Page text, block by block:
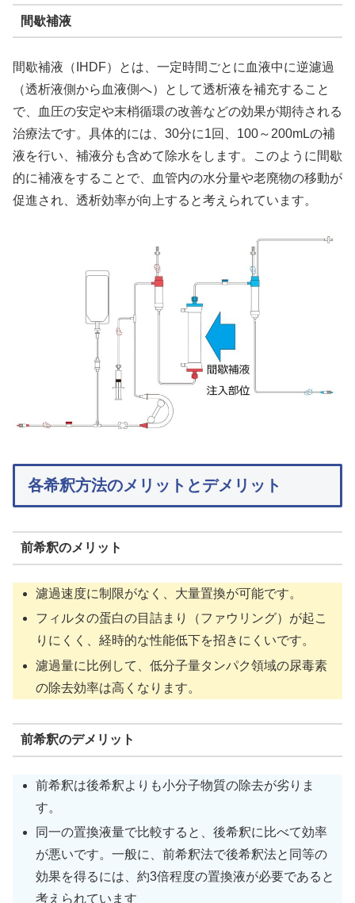
間歇補液
間歇補液（IHDF）とは、一定時間ごとに血液中に逆濾過
（透析液側から血液側へ）として透析液を補充すること
で、血圧の安定や末梢循環の改善などの効果が期待される
治療法です。具体的には、30分に1回、100～200mLの補
液を行い、補液分も含めて除水をします。このように間歇
的に補液をすることで、血管内の水分量や老廃物の移動が
促進され、透析効率が向上すると考えられています。
各希釈方法のメリットとデメリット
前希釈のメリット
濾過速度に制限がなく、大量置換が可能です。
フィルタの蛋白の目詰まり（ファウリング）が起こ
りにくく、経時的な性能低下を招きにくいです。
濾過量に比例して、低分子量タンパク領域の尿毒素
の除去効率は高くなります。
前希釈のデメリット
前希釈は後希釈よりも小分子物質の除去が劣りま
す。
同一の置換液量で比較すると、後希釈に比べて効率
が悪いです。一般に、前希釈法で後希釈法と同等の
効果を得るには、約3倍程度の置換液が必要であると
考えられています